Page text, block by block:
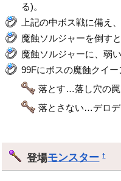
る)。
上記の中ボス戦に備え
魔蝕ソルジャーを倒す
魔蝕ソルジャーに、弱い
99Fにボスの魔蝕クイ
落とす…落し穴の
落とさない…デロデ
登場モンスター †